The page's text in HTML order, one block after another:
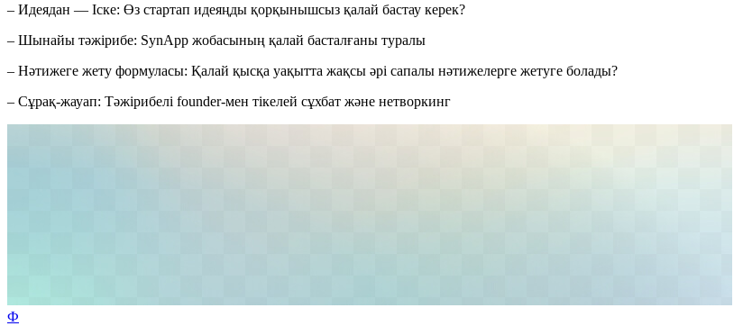
– Идеядан — Іске: Өз стартап идеяңды қорқынышсыз қалай бастау керек?
– Шынайы тәжірибе: SynApp жобасының қалай басталғаны туралы
– Нәтижеге жету формуласы: Қалай қысқа уақытта жақсы әрі сапалы нәтижелерге жетуге болады?
– Сұрақ-жауап: Тәжірибелі founder-мен тікелей сұхбат және нетворкинг
Ф